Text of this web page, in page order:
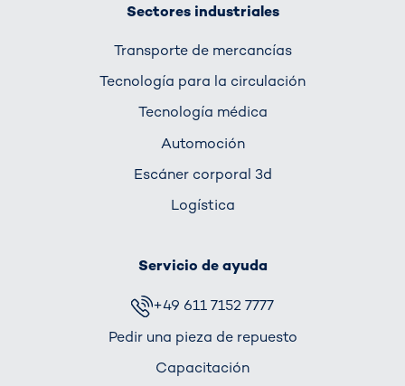
Sectores industriales
Transporte de mercancías
Tecnología para la circulación
Tecnología médica
Automoción
Escáner corporal 3d
Logística
Servicio de ayuda
+49 611 7152 7777
Pedir una pieza de repuesto
Capacitación